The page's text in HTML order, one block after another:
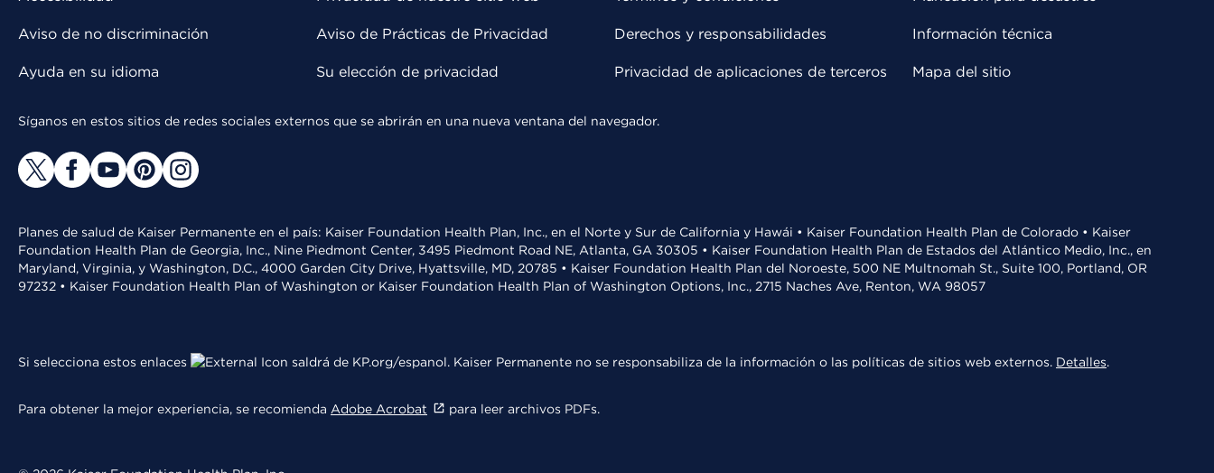
Aviso de no discriminación
Ayuda en su idioma
Aviso de Prácticas de Privacidad
Su elección de privacidad
Derechos y responsabilidades
Privacidad de aplicaciones de terceros
Información técnica
Mapa del sitio
Síganos en estos sitios de redes sociales externos que se abrirán en una nueva ventana del navegador.
Planes de salud de Kaiser Permanente en el país: Kaiser Foundation Health Plan, Inc., en el Norte y Sur de California y Hawái • Kaiser Foundation Health Plan de Colorado • Kaiser
Foundation Health Plan de Georgia, Inc., Nine Piedmont Center, 3495 Piedmont Road NE, Atlanta, GA 30305 • Kaiser Foundation Health Plan de Estados del Atlántico Medio, Inc., en
Maryland, Virginia, y Washington, D.C., 4000 Garden City Drive, Hyattsville, MD, 20785 • Kaiser Foundation Health Plan del Noroeste, 500 NE Multnomah St., Suite 100, Portland, OR
97232 • Kaiser Foundation Health Plan of Washington or Kaiser Foundation Health Plan of Washington Options, Inc., 2715 Naches Ave, Renton, WA 98057
Si selecciona estos enlaces saldrá de KP.org/espanol. Kaiser Permanente no se responsabiliza de la información o las políticas de sitios web externos. Detalles.
Para obtener la mejor experiencia, se recomienda Adobe Acrobat para leer archivos PDFs.